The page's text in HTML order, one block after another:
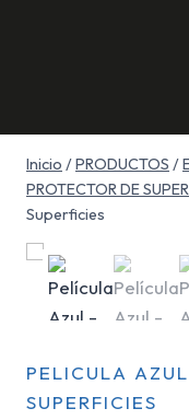
Inicio /PRODUCTOS /
PROTECTOR DE
Superficies
PELICULA
SUPERFICIES